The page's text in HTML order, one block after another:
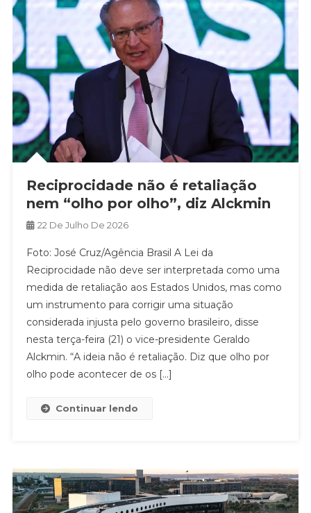
Reciprocidade não é retaliação
nem “olho por olho”, diz Alckmin
22 De Julho De 2026
Foto: José Cruz/Agência Brasil A Lei da
Reciprocidade não deve ser interpretada como uma
medida de retaliação aos Estados Unidos, mas como
um instrumento para corrigir uma situação
considerada injusta pelo governo brasileiro, disse
nesta terça-feira (21) o vice-presidente Geraldo
Alckmin. “A ideia não é retaliação. Diz que olho por
olho pode acontecer de os […]
Continuar lendo